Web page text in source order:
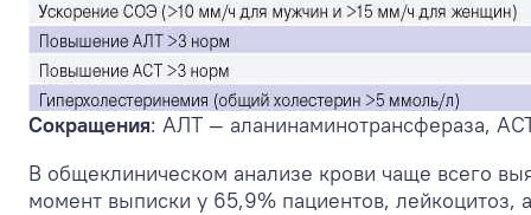
Сокращения: АЛТ — аланинаминотрансфераза,
В общеклиническом анализе крови чаще всего
момент выписки у 65,9% пациентов, лейкоцитоз,